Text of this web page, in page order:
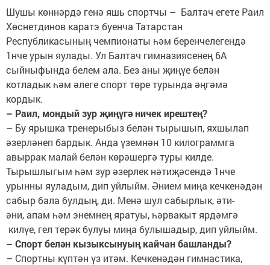
Шушы көннәрдә генә яшь спортчы – Балтач егете Раил
Хөснетдинов каратэ буенча Татарстан
Республикасының чемпионаты һәм беренчелегендә
1нче урын яулады. Ул Балтач гимназиясенең 6А
сыйныфында белем ала. Без аны җиңүе белән
котладык һәм әлеге спорт төре турында әңгәмә
кордык.
– Раил, мондый зур җиңүгә ничек ирештең?
– Бу ярышка тренерыбыз белән тырышып, яхшылап
әзерләнеп бардык. Анда үземнән 10 килограммга
авыррак малай белән көрәшергә туры килде.
Тырышлыгым һәм зур әзерлек нәтиҗәсендә 1нче
урынны яуладым, дип уйлыйм. Әнием миңа кечкенәдән
сабыр бала булдың, ди. Менә шул сабырлык, әти-
әни, апам һәм энемнең яратуы, һәрвакыт ярдәмгә
килүе, гел терәк булуы миңа булышадыр, дип уйлыйм.
– Спорт белән кызыксынуың кайчан башланды?
– Спортны күптән үз итәм. Кечкенәдән гимнастика,